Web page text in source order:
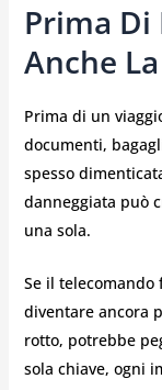
Prima
Anche
Prima di un
documenti,
spesso
danneggiata può
una sola.
Se il
diventare ancora
rotto, potrebbe
sola chiave, ogni